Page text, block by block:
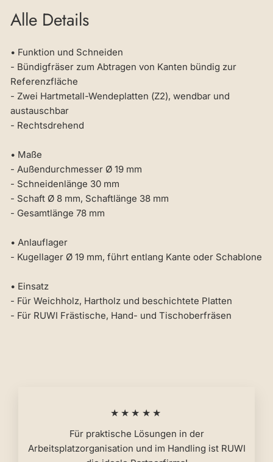
Alle Details
• Funktion und Schneiden
- Bündigfräser zum Abtragen von Kanten bündig zur
Referenzfläche
- Zwei Hartmetall-Wendeplatten (Z2), wendbar und
austauschbar
- Rechtsdrehend
• Maße
- Außendurchmesser Ø 19 mm
- Schneidenlänge 30 mm
- Schaft Ø 8 mm, Schaftlänge 38 mm
- Gesamtlänge 78 mm
• Anlauflager
- Kugellager Ø 19 mm, führt entlang Kante oder Schablone
• Einsatz
- Für Weichholz, Hartholz und beschichtete Platten
- Für RUWI Frästische, Hand- und Tischoberfräsen
★★★★★
Für praktische Lösungen in der
Arbeitsplatzorganisation und im Handling ist RUWI